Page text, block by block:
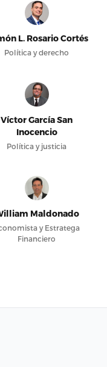
L. Rosario Cortés
Política y derecho
Víctor García San
Inocencio
Política y justicia
Maldonado
y Estratega
Financiero